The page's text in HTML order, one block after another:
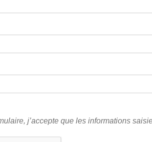
j’accepte que les informations